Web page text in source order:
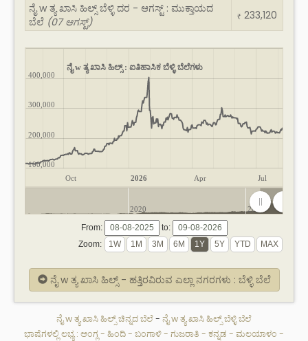
ನೈ w ತ್ಯ ಖಾಸಿ ಹಿಲ್ಸ್ ಬೆಳ್ಳಿ ದರ - ಆಗಸ್ಟ್ : ಮುಕ್ತಾಯದ
ಬೆಲೆ (07 ಆಗಸ್ಟ್) ₹ 233,120
ನೈ w ತ್ಯ ಖಾಸಿ ಹಿಲ್ಸ್ : ಐತಿಹಾಸಿಕ ಬೆಳ್ಳಿ ಬೆಲೆಗಳು
Oct 2026 Apr Jul
100,000
200,000
300,000
400,000
2020 2025
From:
to:
Zoom:
ನೈ w ತ್ಯ ಖಾಸಿ ಹಿಲ್ಸ್ - ಹತ್ತಿರವಿರುವ ಎಲ್ಲಾ ನಗರಗಳು : ಬೆಳ್ಳಿ ಬೆಲೆ
ನೈ w ತ್ಯ ಖಾಸಿ ಹಿಲ್ಸ್ ಚಿನ್ನದ ಬೆಲೆ- ನೈ w ತ್ಯ ಖಾಸಿ ಹಿಲ್ಸ್ ಬೆಳ್ಳಿ ಬೆಲೆ
ಭಾಷೆಗಳಲ್ಲಿ ಲಭ್ಯ : ಆಂಗ್ಲ - ಹಿಂದಿ- ಬಂಗಾಳಿ- ಗುಜರಾತಿ - ಕನ್ನಡ - ಮಲಯಾಳಂ -